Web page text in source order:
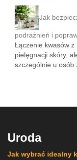
Jak
podrażnień i
Łączenie kwasów
pielęgnacji skóry,
szczególnie u osób
Uroda
Jak wybrać idealny